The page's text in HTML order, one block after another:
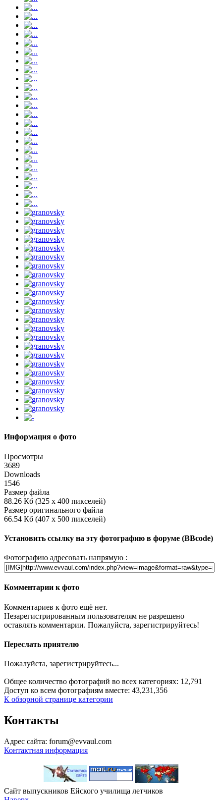
Информация о фото
Просмотры
3689
Downloads
1546
Размер файла
88.26 Кб (325 x 400 пикселей)
Размер оригинального файла
66.54 Кб (407 x 500 пикселей)
Установить ссылку на эту фотографию в форуме (BBcode)
Фотографию адресовать напрямую :
Комментарии к фото
Комментариев к фото ещё нет.
Незарегистрированным пользователям не разрешено
оставлять комментарии. Пожалуйста, зарегистрируйтесь!
Переслать приятелю
Пожалуйста, зарегистрируйтесь...
Общее количество фотографий во всех категориях: 12,791
Доступ ко всем фотографиям вместе: 43,231,356
К обзорной странице категории
Контакты
Адрес сайта: forum@evvaul.com
Контактная информация
Сайт выпускников Ейского училища летчиков